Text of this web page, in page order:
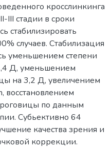
кросслинкинга
стадии в сроки
стабилизировать
случаев. Стабилизация
уменьшением степени
Д, уменьшением
на 3,2 Д, увеличением
восстановлением
по данным
Субьективно 64
качества зрения и
коррекции.